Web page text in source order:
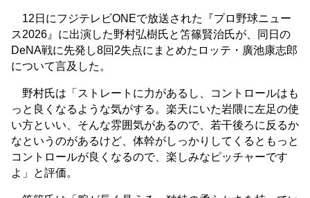
12日にフジテレビONEで放送された『プロ野球ニュー
ス2026』に出演した野村弘樹氏と笘篠賢治氏が、同日の
DeNA戦に先発し8回2失点にまとめたロッテ・廣池康志郎
について言及した。
野村氏は「ストレートに力があるし、コントロールはも
っと良くなるような気がする。楽天にいた岩隈に左足の使
い方といい、そんな雰囲気があるので、若干後ろに反るか
なというのがあるけど、体幹がしっかりしてくるともっと
コントロールが良くなるので、楽しみなピッチャーです
よ」と評価。